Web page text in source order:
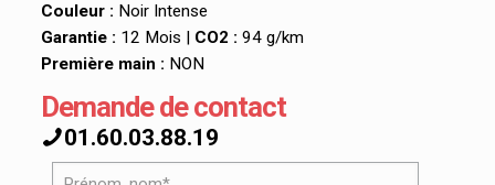
Couleur : Noir Intense
Garantie : 12 Mois | CO2 : 94 g/km
Première main : NON
Demande de contact
01.60.03.88.19